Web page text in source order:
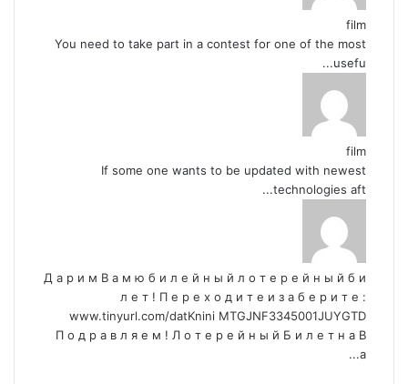
film
You need to take part in a contest for one of the most
usefu...
film
If some one wants to be updated with newest
technologies aft...
Д а р и м В а м ю б и л е й н ы й л о т е р е й н ы й б и
л е т ! П е р е х о д и т е и з а б е р и т е :
www.tinyurl.com/datKnini MTGJNF3345001JUYGTD
П о д р а в л я е м ! Л о т е р е й н ы й Б и л е т н а В
а...